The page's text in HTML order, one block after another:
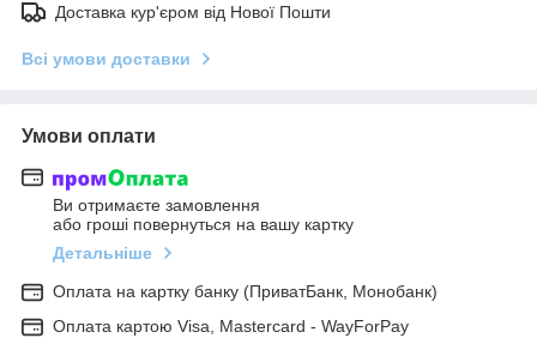
Доставка кур'єром від Нової Пошти
Всі умови доставки
Умови оплати
Ви отримаєте замовлення
або гроші повернуться на вашу картку
Детальніше
Оплата на картку банку (ПриватБанк, Монобанк)
Оплата картою Visa, Mastercard - WayForPay